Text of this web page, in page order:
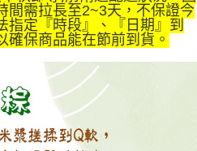
結：https://oppay.tw/userRule
support/home
供之「AFTEE先享後付」服務完成之交
人資料，並將交易相關給付款項請求債
以下網址：
辦者引起之損失，本公司不負相關責
間需拉長至2~3天，不保證今
指定『時段』、『日期』到
確保商品能在節前到貨。